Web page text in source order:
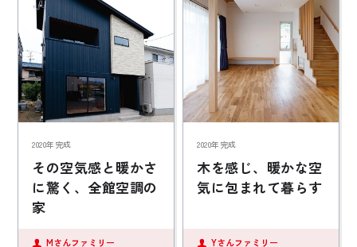
ご利用者の声・実例
お役立ち情報
YOUTUBE Instagram
プライバシーポリシー
2020年完成
その空気感と暖かさ
に驚く、全館空調の
家
Mさんファミリー
2020年完成
木を感じ、暖かな空
気に包まれて暮らす
Yさんファミリー